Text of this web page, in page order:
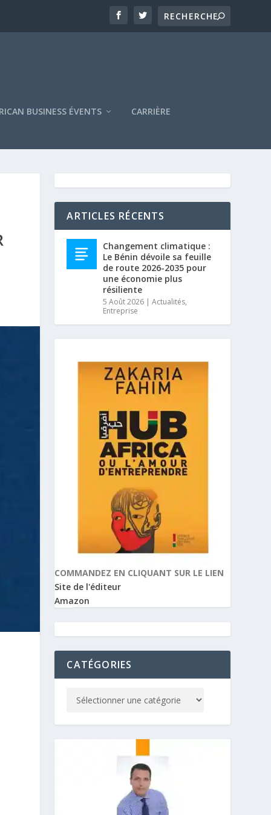
BUSINESS ÉVENTS CARRIÈRE
ARTICLES RÉCENTS
Changement climatique :
Le Bénin dévoile sa feuille
de route 2026-2035 pour
une économie plus
résiliente
5 Août 2026 |Actualités,
Entreprise
COMMANDEZ EN CLIQUANT SUR LE LIEN
Site de l'éditeur
Amazon
CATÉGORIES